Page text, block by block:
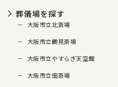
葬儀場を探す
大阪市立北斎場
大阪市立鶴見斎場
大阪市立やすらぎ天空館
大阪市立佃斎場